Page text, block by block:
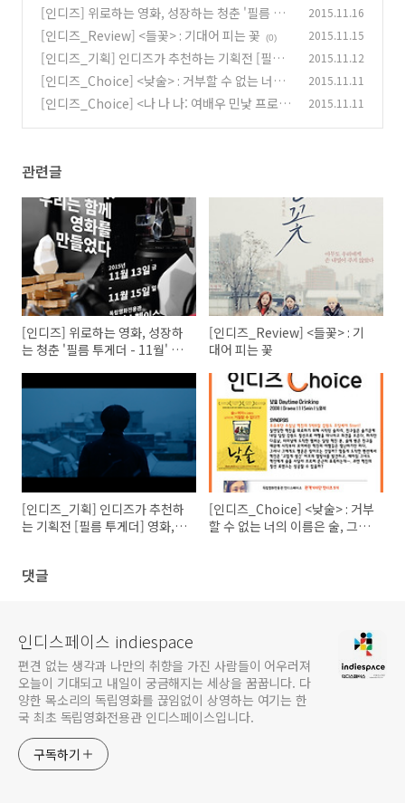
[인디즈] 위로하는 영화, 성장하는 청춘 '필름 투
게더 - 11월' 인디토크(GV) 기록 (0)
2015.11.16
[인디즈_Review] <들꽃> : 기대어 피는 꽃 (0) 2015.11.15
[인디즈_기획] 인디즈가 추천하는 기획전 [필름
투게더] 영화, 어머 이건 꼭 봐야해!
(0)
2015.11.12
[인디즈_Choice] <낮술> : 거부할 수 없는 너의
이름은 술, 그리고 여자
(0)
2015.11.11
[인디즈_Choice] <나 나 나: 여배우 민낯 프로젝
2015.11.11
관련글
[인디즈] 위로하는 영화, 성장하
는 청춘 '필름 투게더 - 11월' 인
[인디즈_Review] <들꽃> : 기
대어 피는 꽃
[인디즈_기획] 인디즈가 추천하
는 기획전 [필름 투게더] 영화,
[인디즈_Choice] <낮술> : 거부
할 수 없는 너의 이름은 술, 그리
댓글
인디스페이스 indiespace
편견 없는 생각과 나만의 취향을 가진 사람들이 어우러져
오늘이 기대되고 내일이 궁금해지는 세상을 꿈꿉니다. 다
양한 목소리의 독립영화를 끊임없이 상영하는 여기는 한
국 최초 독립영화전용관 인디스페이스입니다.
구독하기